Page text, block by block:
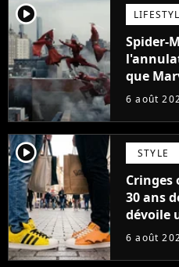
player2
Spider-
que
faire
6 août
player2 STYLE
Cringes
30 ans
dévoile
6 août